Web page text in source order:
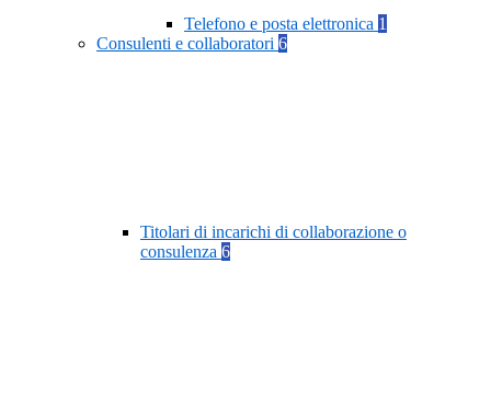
Telefono e posta elettronica 1
Consulenti e collaboratori 6
Titolari di incarichi di collaborazione o
consulenza 6